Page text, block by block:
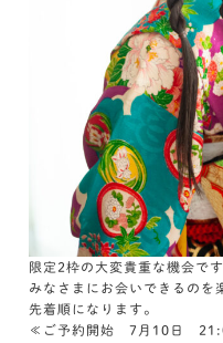
限定2枠の大変貴重な機会です
みなさまにお会いできるのを
先着順になります。
≪ご予約開始 7月10日